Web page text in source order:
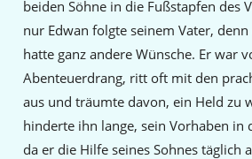
beiden Söhne in die Fußstapfen des
nur Edwan folgte seinem Vater,
hatte ganz andere Wünsche. Er war
Abenteuerdrang, ritt oft mit den
aus und träumte davon, ein Held zu
hinderte ihn lange, sein Vorhaben in
da er die Hilfe seines Sohnes täglich